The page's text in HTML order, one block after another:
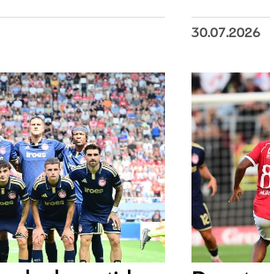
30.07.2026